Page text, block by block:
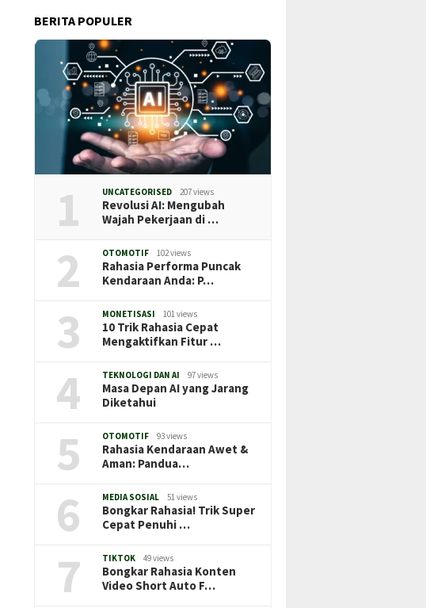
BERITA POPULER
1 UNCATEGORISED 207 views
Revolusi AI: Mengubah
Wajah Pekerjaan di …
2 OTOMOTIF 102 views
Rahasia Performa Puncak
Kendaraan Anda: P…
3 MONETISASI 101 views
10 Trik Rahasia Cepat
Mengaktifkan Fitur …
4 TEKNOLOGI DAN AI 97 views
Masa Depan AI yang Jarang
Diketahui
5 OTOMOTIF 93 views
Rahasia Kendaraan Awet &
Aman: Pandua…
6 MEDIA SOSIAL 51 views
Bongkar Rahasia! Trik Super
Cepat Penuhi …
7 TIKTOK 49 views
Bongkar Rahasia Konten
Video Short Auto F…